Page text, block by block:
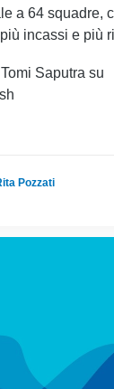
a 64 squadre,
incassi e più
Saputra su
Pozzati